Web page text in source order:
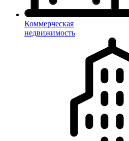
Коммерческая
недвижимость